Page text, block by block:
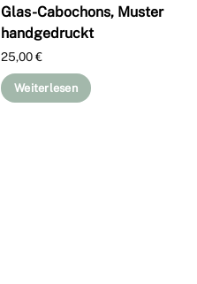
Glas-Cabochons, Muster
handgedruckt
25,00€
Weiterlesen